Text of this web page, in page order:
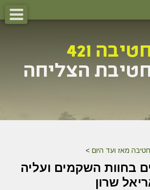
מאז ועד היום >
בחוות השקמים ועליה
שרון